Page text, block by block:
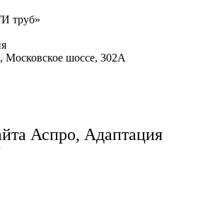
труб»
Московское шоссе, 302А
Аспро, Адаптация